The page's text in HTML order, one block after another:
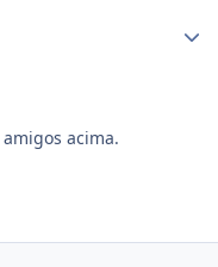
acima.